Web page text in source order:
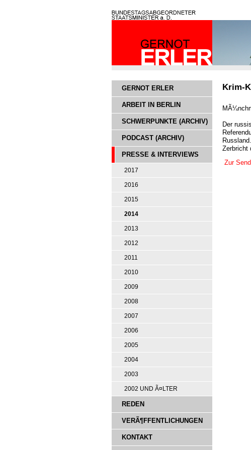
GERNOT ERLER
ARBEIT IN BERLIN
SCHWERPUNKTE (ARCHIV)
PODCAST (ARCHIV)
PRESSE & INTERVIEWS
2017
2016
2015
2014
2013
2012
2011
2010
2009
2008
2007
2006
2005
2004
2003
2002 UND Ã¤LTER
REDEN
VERÃ¶FFENTLICHUNGEN
KONTAKT
Krim-
Der
Zerbricht
Zur